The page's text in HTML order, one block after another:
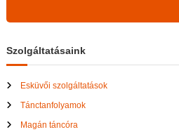
Szolgáltatásaink
Esküvői szolgáltatások
Tánctanfolyamok
Magán táncóra